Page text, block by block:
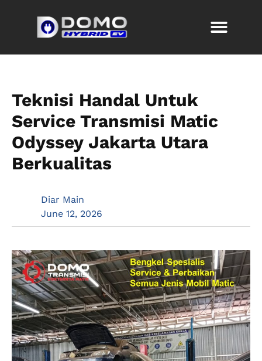
Teknisi Handal Untuk
Service Transmisi Matic
Odyssey Jakarta Utara
Berkualitas
Diar Main
June 12, 2026